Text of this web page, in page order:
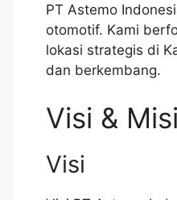
PT Astemo
otomotif. Kami
lokasi strategis di
dan berkembang.
Visi & Misi
Visi